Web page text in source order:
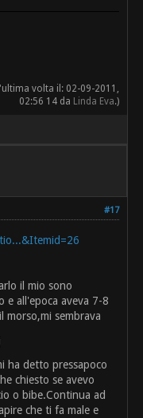
volta il: 02-09-2011,
02:56 14 da Linda Eva.)
#17
il mio sono
e all'epoca aveva 7-8
morso,mi sembrava
ha detto pressapoco
chiesto se avevo
o bibe.Continua ad
che ti fa male e